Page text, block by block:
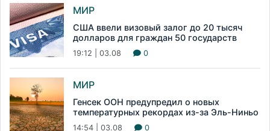
МИР
США ввели визовый залог до 20 тысяч
долларов для граждан 50 государств
19:12 | 03.08 0
МИР
Генсек ООН предупредил о новых
температурных рекордах из-за Эль-Ниньо
14:54 | 03.08 0